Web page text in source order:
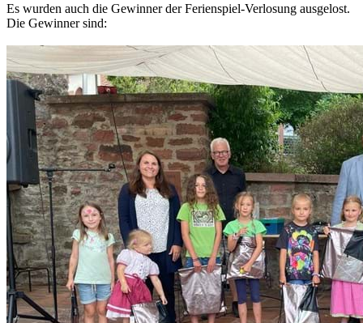
Es wurden auch die Gewinner der Ferienspiel-Verlosung ausgelost.
Die Gewinner sind: